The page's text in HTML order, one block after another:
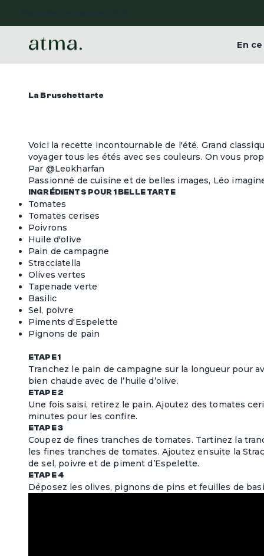
En
La Bruschettarte
Voici la recette incontournable de l'été. Grand
voyager tous les étés avec ses couleurs. On vous
Par @Leokharfan
Passionné de cuisine et de belles images, Léo
INGRÉDIENTS POUR 1 BELLE TARTE
Tomates
Tomates cerises
Poivrons
Huile d'olive
Pain de campagne
Stracciatella
Olives vertes
Tapenade verte
Basilic
Sel, poivre
Piments d'Espelette
Pignons de pain
ETAPE 1
Tranchez le pain de campagne sur la longueur pour
bien chaude avec de l’huile d’olive.
ETAPE 2
Une fois saisi, retirez le pain. Ajoutez des tomates
minutes pour les confire.
ETAPE 3
Coupez de fines tranches de tomates. Tartinez la
les fines tranches de tomates. Ajoutez ensuite la
de sel, poivre et de piment d’Espelette.
ETAPE 4
Déposez les olives, pignons de pins et feuilles de